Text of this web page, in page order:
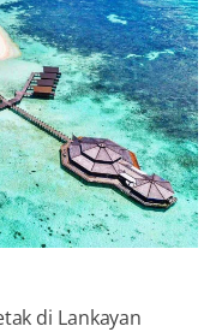
di Lankayan